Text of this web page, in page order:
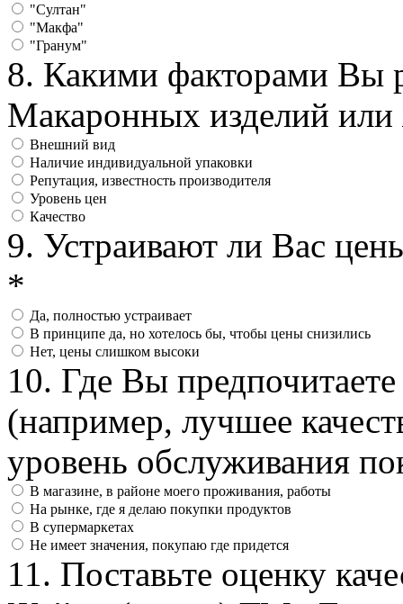
"Султан"
"Макфа"
"Гранум"
8. Какими факторами Вы
Макаронных изделий
Внешний вид
Наличие индивидуальной упаковки
Репутация, известность производителя
Уровень цен
Качество
9. Устраивают ли Вас
*
Да, полностью устраивает
В принципе да, но хотелось бы, чтобы цены снизились
Нет, цены слишком высоки
10. Где Вы
(например, лучшее
уровень обслуживания
В магазине, в районе моего проживания, работы
На рынке, где я делаю покупки продуктов
В супермаркетах
Не имеет значения, покупаю где придется
11. Поставьте оценку